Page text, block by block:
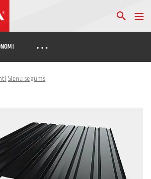
…
Sienu segums